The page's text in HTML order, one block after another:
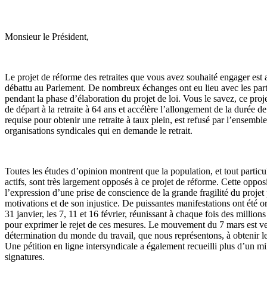
Monsieur le Président,
Le projet de réforme des retraites que vous avez souhaité engager est
débattu au Parlement. De nombreux échanges ont eu lieu avec les
pendant la phase d’élaboration du projet de loi. Vous le savez, ce
de départ à la retraite à 64 ans et accélère l’allongement de la durée
requise pour obtenir une retraite à taux plein, est refusé par
organisations syndicales qui en demande le retrait.
Toutes les études d’opinion montrent que la population, et tout
actifs, sont très largement opposés à ce projet de réforme. Cette
l’expression d’une prise de conscience de la grande fragilité du projet
motivations et de son injustice. De puissantes manifestations ont été
31 janvier, les 7, 11 et 16 février, réunissant à chaque fois des millions
pour exprimer le rejet de ces mesures. Le mouvement du 7 mars est
détermination du monde du travail, que nous représentons, à obtenir
Une pétition en ligne intersyndicale a également recueilli plus d’un
signatures.